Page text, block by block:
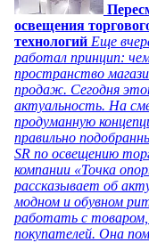
освещения
технологий Еще
работал принцип:
пространство
продаж. Сегодня
актуальность. На
продуманную
правильно
SR по освещению
компании «Точка
рассказывает об
модном и обувном
работать с
покупателей. Она